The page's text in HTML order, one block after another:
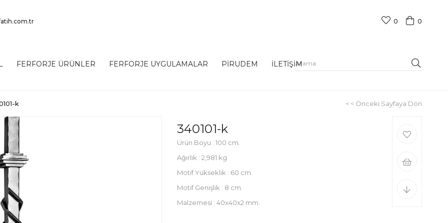
0
FERFORJE ÜRÜNLER FERFORJE UYGULAMALAR PİRUDEM İLETİŞİM
0
k < < Önceki Sayfaya Dön
340101-k
Ürün Boyu : 100 cm.
Ağırlık : 2,981 kg
Motif Yükseklik : 60 cm.
Motif Genişlik : 8 cm.
Malzemesi : 40x40x2 mm.